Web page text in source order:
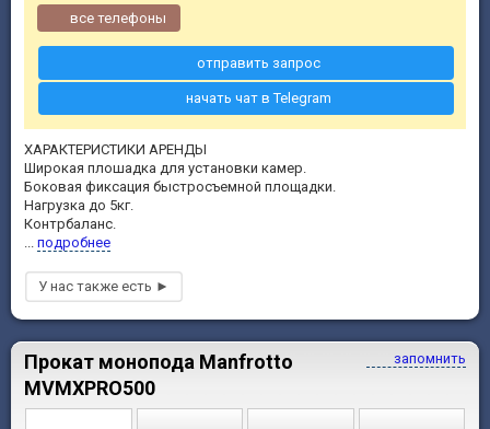
ХАРАКТЕРИСТИКИ АРЕНДЫ
Широкая плошадка для установки камер.
Боковая фиксация быстросъемной площадки.
Нагрузка до 5кг.
Контрбаланс.
... подробнее
все телефоны
отправить запрос
начать чат в Telegram
запомнить
Прокат монопода Manfrotto
MVMXPRO500